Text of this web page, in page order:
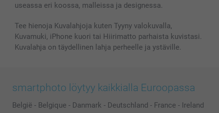
useassa eri koossa, malleissa ja designessa.
Tee hienoja Kuvalahjoja kuten Tyyny valokuvalla,
Kuvamuki, iPhone kuori tai Hiirimatto parhaista kuvistasi.
Kuvalahja on täydellinen lahja perheelle ja ystäville.
smartphoto löytyy kaikkialla Euroopassa
België - Belgique - Danmark - Deutschland - France - Ireland